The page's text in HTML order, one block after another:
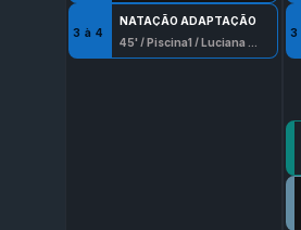
NATAÇÃO ADAPTAÇÃO
3 à 4
45' /Piscina1 /Luciana Rego
3